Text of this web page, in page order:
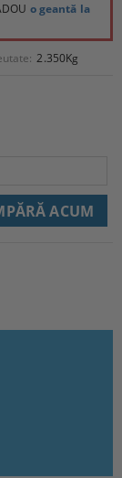
o geantă la
2.350Kg